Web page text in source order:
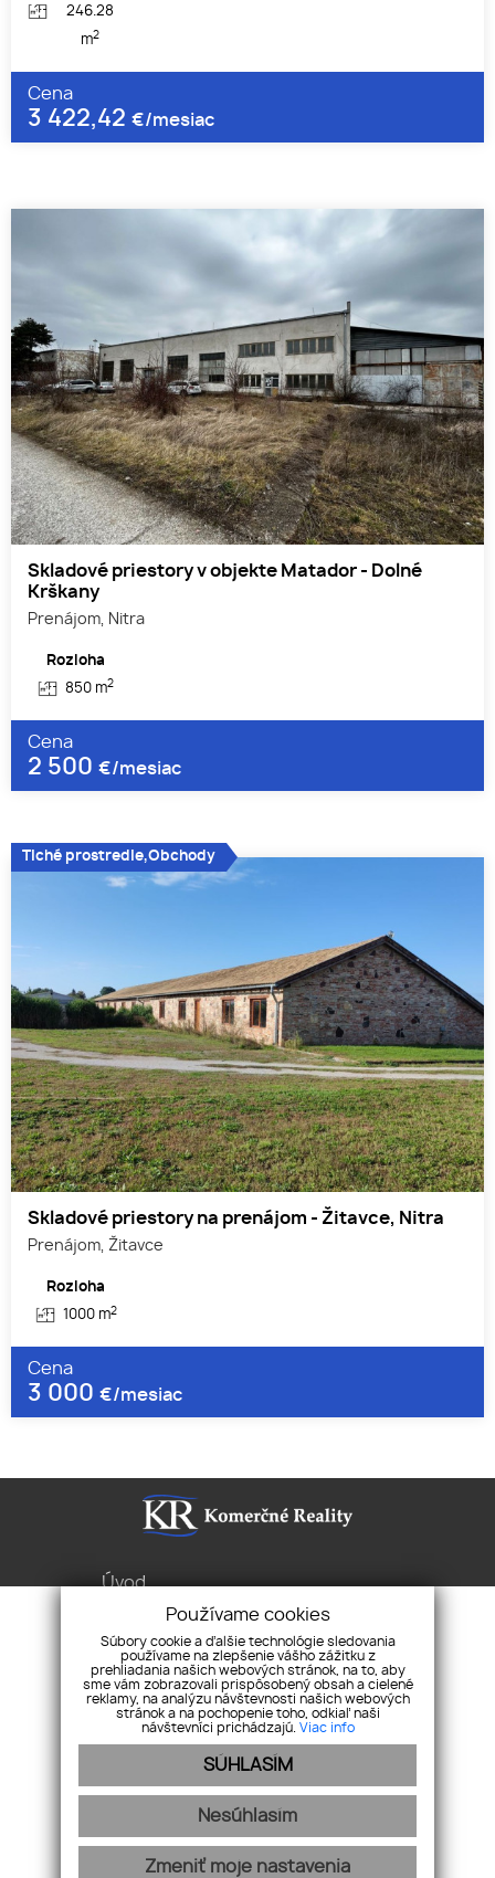
246.28
m2
Cena
3 422,42 €/mesiac
Skladové priestory v objekte Matador - Dolné
Krškany
Prenájom, Nitra
Rozloha
850 m2
Cena
2 500 €/mesiac
Skladové priestory na prenájom - Žitavce, Nitra
Prenájom, Žitavce
Rozloha
1000 m2
Cena
3 000 €/mesiac
Tiché prostredie,Obchody
Úvod
Byty Domy Pozemky
Pravidlá cookies
Ochrana osobných
údajov
Sibírska 1, 831 02 Bratislava
+421 2/2 086 7676
office@komercne.sk
Používame cookies
Súbory cookie a ďalšie technológie sledovania
používame na zlepšenie vášho zážitku z
prehliadania našich webových stránok, na to, aby
sme vám zobrazovali prispôsobený obsah a cielené
reklamy, na analýzu návštevnosti našich webových
stránok a na pochopenie toho, odkiaľ naši
návštevníci prichádzajú. Viac info
SÚHLASÍM
Nesúhlasím
Zmeniť moje nastavenia